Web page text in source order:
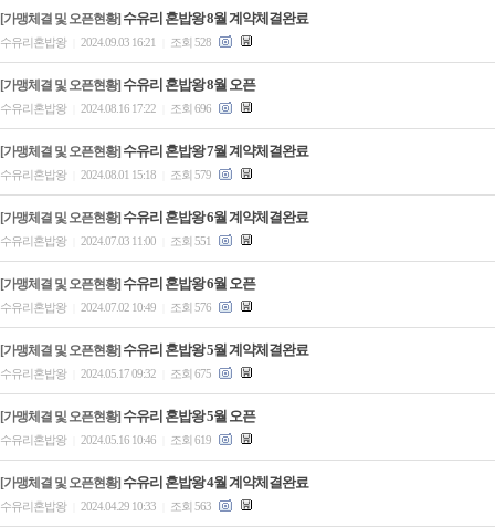
[가맹체결 및 오픈현황] 수유리 혼밥왕 8월 계약체결완료
수유리혼밥왕 2024.09.03 16:21 조회 528
[가맹체결 및 오픈현황] 수유리 혼밥왕 8월 오픈
수유리혼밥왕 2024.08.16 17:22 조회 696
[가맹체결 및 오픈현황] 수유리 혼밥왕 7월 계약체결완료
수유리혼밥왕 2024.08.01 15:18 조회 579
[가맹체결 및 오픈현황] 수유리 혼밥왕 6월 계약체결완료
수유리혼밥왕 2024.07.03 11:00 조회 551
[가맹체결 및 오픈현황] 수유리 혼밥왕 6월 오픈
수유리혼밥왕 2024.07.02 10:49 조회 576
[가맹체결 및 오픈현황] 수유리 혼밥왕 5월 계약체결완료
수유리혼밥왕 2024.05.17 09:32 조회 675
[가맹체결 및 오픈현황] 수유리 혼밥왕 5월 오픈
수유리혼밥왕 2024.05.16 10:46 조회 619
[가맹체결 및 오픈현황] 수유리 혼밥왕 4월 계약체결완료
수유리혼밥왕 2024.04.29 10:33 조회 563